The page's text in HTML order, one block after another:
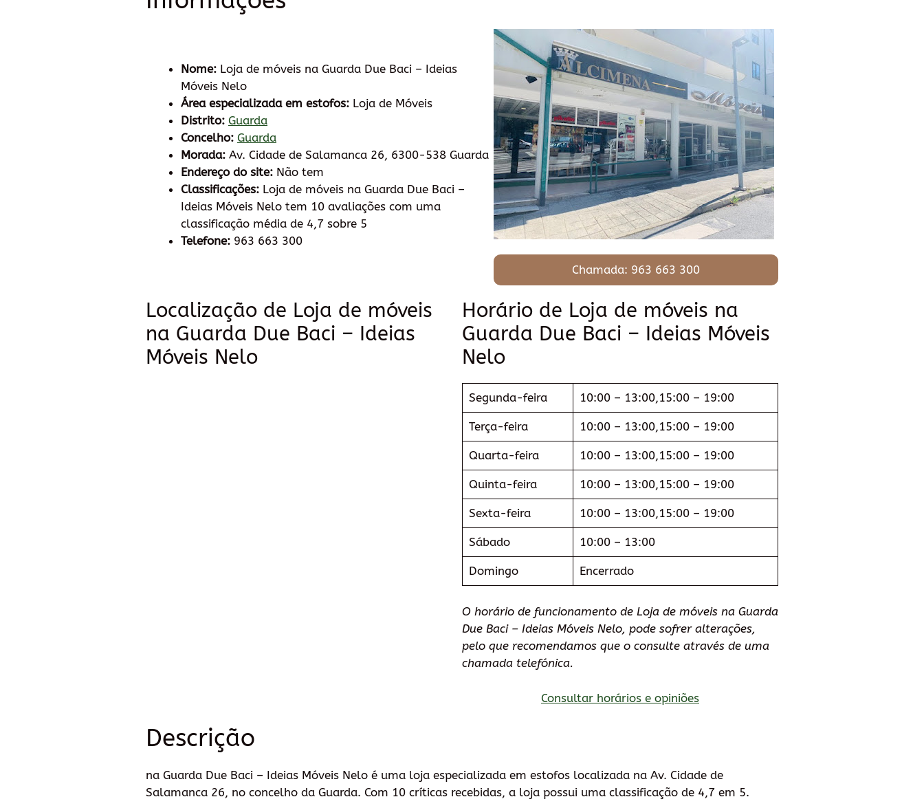
Nome: Loja de móveis na Guarda Due Baci – Ideias
Móveis Nelo
Área especializada em estofos: Loja de Móveis
Distrito: Guarda
Concelho: Guarda
Morada: Av. Cidade de Salamanca 26, 6300-538 Guarda
Endereço do site: Não tem
Classificações: Loja de móveis na Guarda Due Baci –
Ideias Móveis Nelo tem 10 avaliações com uma
classificação média de 4,7 sobre 5
Telefone: 963 663 300
Chamada: 963 663 300
Localização de Loja de móveis
na Guarda Due Baci – Ideias
Móveis Nelo
Horário de Loja de móveis na
Guarda Due Baci – Ideias Móveis
Nelo
Segunda-feira 10:00 – 13:00,15:00 – 19:00
Terça-feira 10:00 – 13:00,15:00 – 19:00
Quarta-feira 10:00 – 13:00,15:00 – 19:00
Quinta-feira 10:00 – 13:00,15:00 – 19:00
Sexta-feira 10:00 – 13:00,15:00 – 19:00
Sábado 10:00 – 13:00
Domingo Encerrado
O horário de funcionamento de Loja de móveis na Guarda
Due Baci – Ideias Móveis Nelo, pode sofrer alterações,
pelo que recomendamos que o consulte através de uma
chamada telefónica.
Consultar horários e opiniões
Descrição
na Guarda Due Baci – Ideias Móveis Nelo é uma loja especializada em estofos localizada na Av. Cidade de
Salamanca 26, no concelho da Guarda. Com 10 críticas recebidas, a loja possui uma classificação de 4,7 em 5.